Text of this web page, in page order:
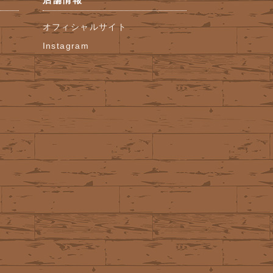
オフィシャルサイト
Instagram